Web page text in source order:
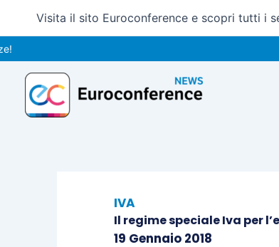
contenuto
Visita il sito Euroconference e scopri tutti i
IVA
Il regime speciale Iva per
19 Gennaio 2018